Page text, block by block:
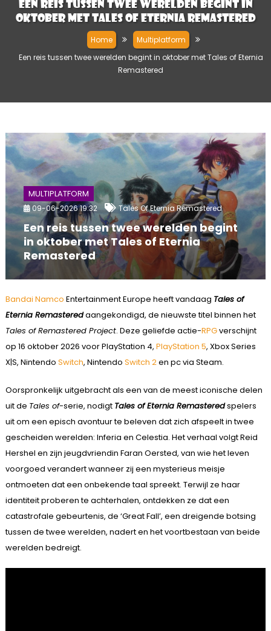
Een reis tussen twee werelden begint in
oktober met Tales of Eternia Remastered
Home
Multiplatform
Een reis tussen twee werelden begint in oktober met Tales of Eternia
Remastered
MULTIPLATFORM
09-06-2026 19:32 Tales Of Eternia Remastered
Een reis tussen twee werelden begint
in oktober met Tales of Eternia
Remastered
Bandai Namco Entertainment Europe heeft vandaag Tales of
Eternia Remasteredaangekondigd, de nieuwste titel binnen het
Tales of Remastered Project. Deze geliefde actie-RPGverschijnt
op 16 oktober 2026 voor PlayStation 4, PlayStation 5, Xbox Series
X|S, Nintendo Switch, Nintendo Switch 2en pc via Steam.
Oorspronkelijk uitgebracht als een van de meest iconische delen
uit de Tales of-serie, nodigt Tales of Eternia Remasteredspelers
uit om een episch avontuur te beleven dat zich afspeelt in twee
gescheiden werelden: Inferia en Celestia. Het verhaal volgt Reid
Hershel en zijn jeugdvriendin Faran Oersted, van wie het leven
voorgoed verandert wanneer zij een mysterieus meisje
ontmoeten dat een onbekende taal spreekt. Terwijl ze haar
identiteit proberen te achterhalen, ontdekken ze dat een
catastrofale gebeurtenis, de ‘Great Fall’, een dreigende botsing
tussen de twee werelden, nadert en het voortbestaan van beide
werelden bedreigt.